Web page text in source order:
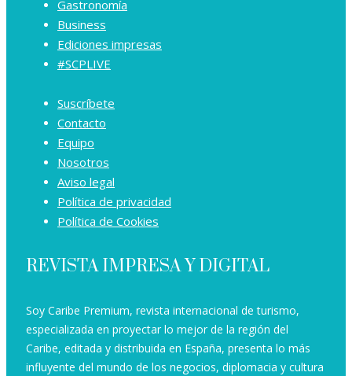
Gastronomía
Business
Ediciones impresas
#SCPLIVE
Suscríbete
Contacto
Equipo
Nosotros
Aviso legal
Política de privacidad
Política de Cookies
REVISTA IMPRESA Y DIGITAL
Soy Caribe Premium, revista internacional de turismo,
especializada en proyectar lo mejor de la región del
Caribe, editada y distribuida en España, presenta lo más
influyente del mundo de los negocios, diplomacia y cultura